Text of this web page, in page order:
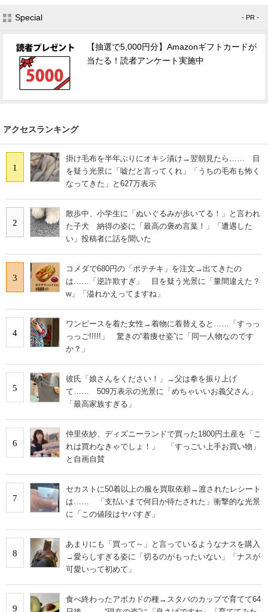
Special - PR -
【抽選で5,000円分】Amazonギフトカードが
当たる！読者アンケート実施中
アクセスランキング
1
掛け毛布を半年ぶりにオキシ漬け→翌朝見たら…… 目
を疑う光景に「嘘だと言ってくれ」「うちの毛布も怖く
なってきた」と627万表示
2
散歩中、小学生に「ぬいぐるみが歩いてる！」と言われ
た子犬 納得の姿に「最高の褒め言葉！」「遭遇した
い」投稿者に話を聞いた
3
コメダで680円の「ポテチキ」を注文→出てきたの
は……「逆詐欺すぎ」 目を疑う光景に「量間違えた？
w」「溢れかえってますね」
4
ワンピースを着た女性→着物に着替えると……「すっっ
っっご!!!!!」 驚きの“着痩せ姿”に「同一人物なのです
か？」
5
彼氏「娘さんをください！」→父は拳を振り上げ
て…… 509万表示の光景に「めちゃいいお義父さん」
「最高家族すぎる」
6
仲里依紗、ディズニーランドで買った1800円土産を「こ
れは買わなきゃでしょ！」 「すっごい上手お買い物」
と自画自賛
7
セカストに50着以上の服を買取依頼→渡されたレシート
は…… 「支払いまで何日か待たされた」衝撃的な光景
に「この値段はヤバすぎ」
8
あまりにも「買って～」と言っているようなナスを購入
→愛らしすぎる姿に「切るのがもったいない」「ナスが
可愛いって初めて」
9
食べ終わったアボカドの種→スタバのカップで育てて64